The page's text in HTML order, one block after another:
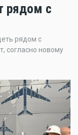
рядом с
рядом с
согласно новому